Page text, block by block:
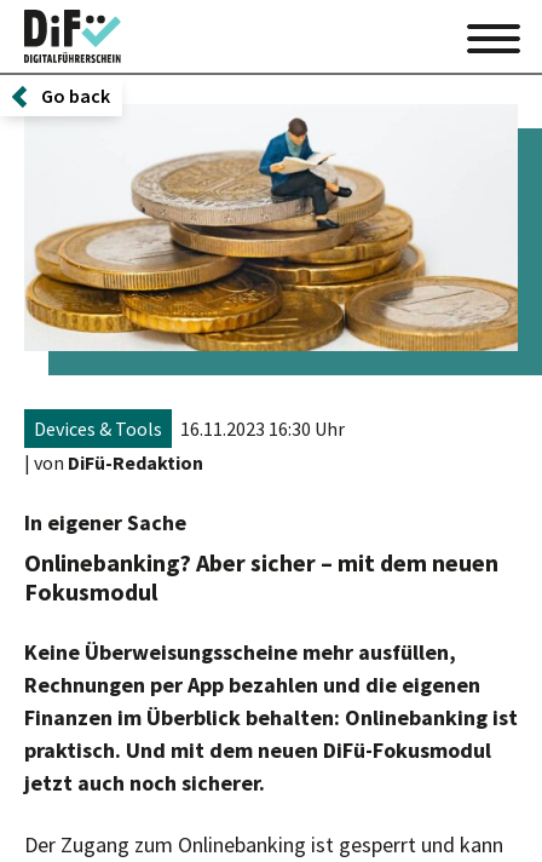
Go back
Devices & Tools
16.11.2023 16:30 Uhr
| von DiFü-Redaktion
In eigener Sache
Onlinebanking? Aber sicher – mit dem neuen
Fokusmodul
Keine Überweisungsscheine mehr ausfüllen,
Rechnungen per App bezahlen und die eigenen
Finanzen im Überblick behalten: Onlinebanking ist
praktisch. Und mit dem neuen DiFü-Fokusmodul
jetzt auch noch sicherer.
Der Zugang zum Onlinebanking ist gesperrt und kann